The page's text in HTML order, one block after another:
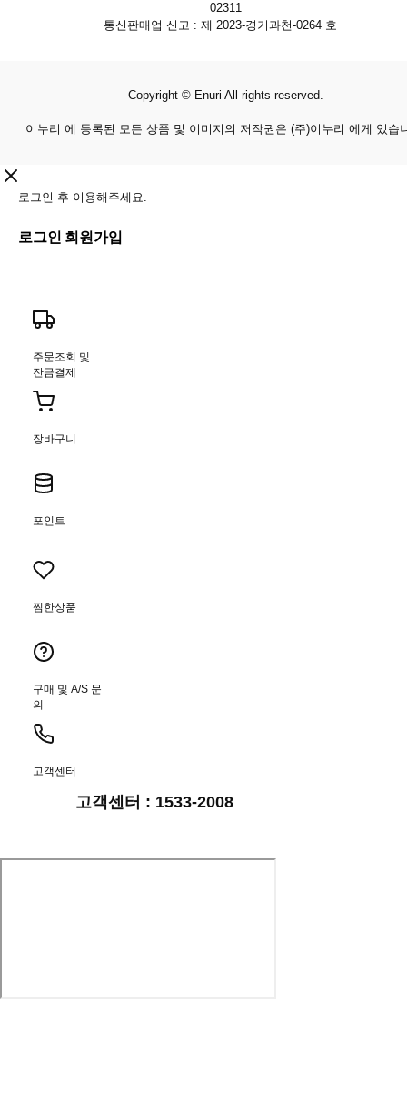
02311
통신판매업 신고 : 제 2023-경기과천-0264 호
Copyright © Enuri All rights reserved.
이누리 에 등록된 모든 상품 및 이미지의 저작권은 (주)이누리 에게 있습
로그인 후 이용해주세요.
로그인 회원가입
주문조회 및
잔금결제
장바구니
포인트
찜한상품
구매 및 A/S 문
의
고객센터
고객센터 : 1533-2008